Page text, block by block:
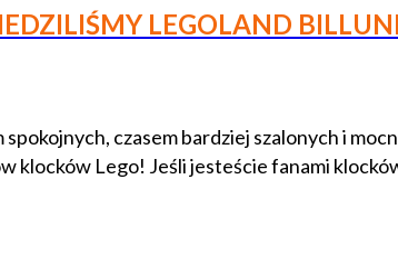
LEGOLAND
czasem bardziej szalonych i
Lego! Jeśli jesteście fanami